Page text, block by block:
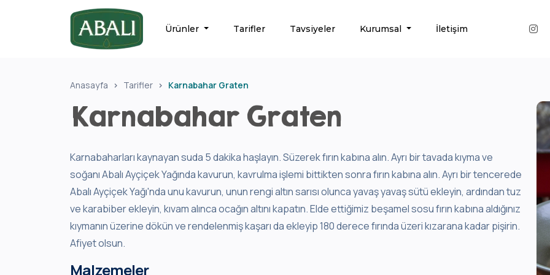
Ürünler Tarifler Tavsiyeler Kurumsal İletişim
Anasayfa Tarifler Karnabahar Graten
Karnabahar Graten
Karnabaharları kaynayan suda 5 dakika haşlayın. Süzerek fırın kabına alın. Ayrı bir tavada kıyma ve
soğanı Abalı Ayçiçek Yağında kavurun, kavrulma işlemi bittikten sonra fırın kabına alın. Ayrı bir tencerede
Abalı Ayçiçek Yağı'nda unu kavurun, unun rengi altın sarısı olunca yavaş yavaş sütü ekleyin, ardından tuz
ve karabiber ekleyin, kıvam alınca ocağın altını kapatın. Elde ettiğimiz beşamel sosu fırın kabına aldığınız
kıymanın üzerine dökün ve rendelenmiş kaşarı da ekleyip 180 derece fırında üzeri kızarana kadar pişirin.
Afiyet olsun.
Malzemeler